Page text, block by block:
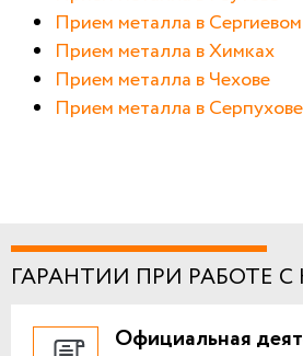
Прием металла в
Прием металла в Химках
Прием металла в Чехове
Прием металла в Серпухове
ГАРАНТИИ ПРИ РАБОТЕ
Официальная